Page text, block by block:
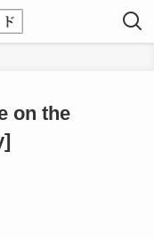
on the